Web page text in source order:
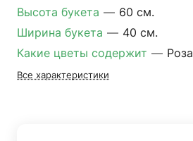
Высота букета — 60 см.
Ширина букета — 40 см.
Какие цветы содержит — Роза
Все характеристики